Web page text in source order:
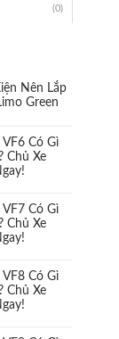
(0)
(0)
Nên Lắp
Green
VF6 Có Gì
Chủ Xe
VF7 Có Gì
Chủ Xe
VF8 Có Gì
Chủ Xe